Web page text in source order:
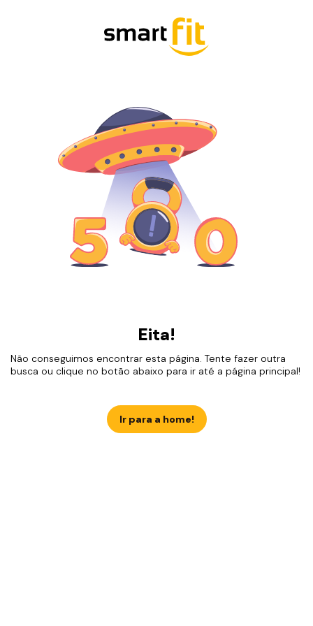
Eita!
Não conseguimos encontrar esta página. Tente fazer outra
busca ou clique no botão abaixo para ir até a página principal!
Ir para a home!